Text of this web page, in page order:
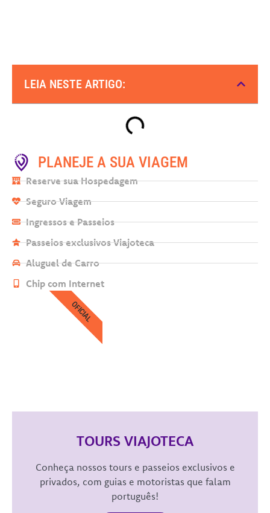
LEIA NESTE ARTIGO:
PLANEJE A SUA VIAGEM
Reserve sua Hospedagem
Seguro Viagem
Ingressos e Passeios
Passeios exclusivos Viajoteca
Aluguel de Carro
Chip com Internet
TOURS VIAJOTECA
Conheça nossos tours e passeios exclusivos e
privados, com guias e motoristas que falam
português!
OFICIAL